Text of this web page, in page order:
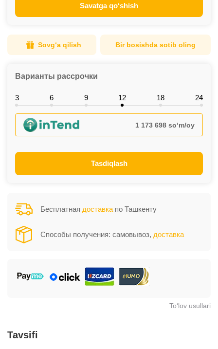
Savatga qo‘shish
Sovg‘a qilish Bir bosishda sotib oling
Варианты рассрочки
3 6 9 12 18 24
1 173 698 so‘m/oy
Tasdiqlash
Бесплатная доставка по Ташкенту
Способы получения: самовывоз, доставка
To‘lov usullari
Tavsifi